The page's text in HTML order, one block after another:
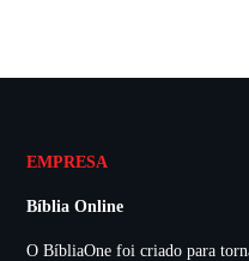
EMPRESA
Bíblia Online
O BíbliaOne foi criado para